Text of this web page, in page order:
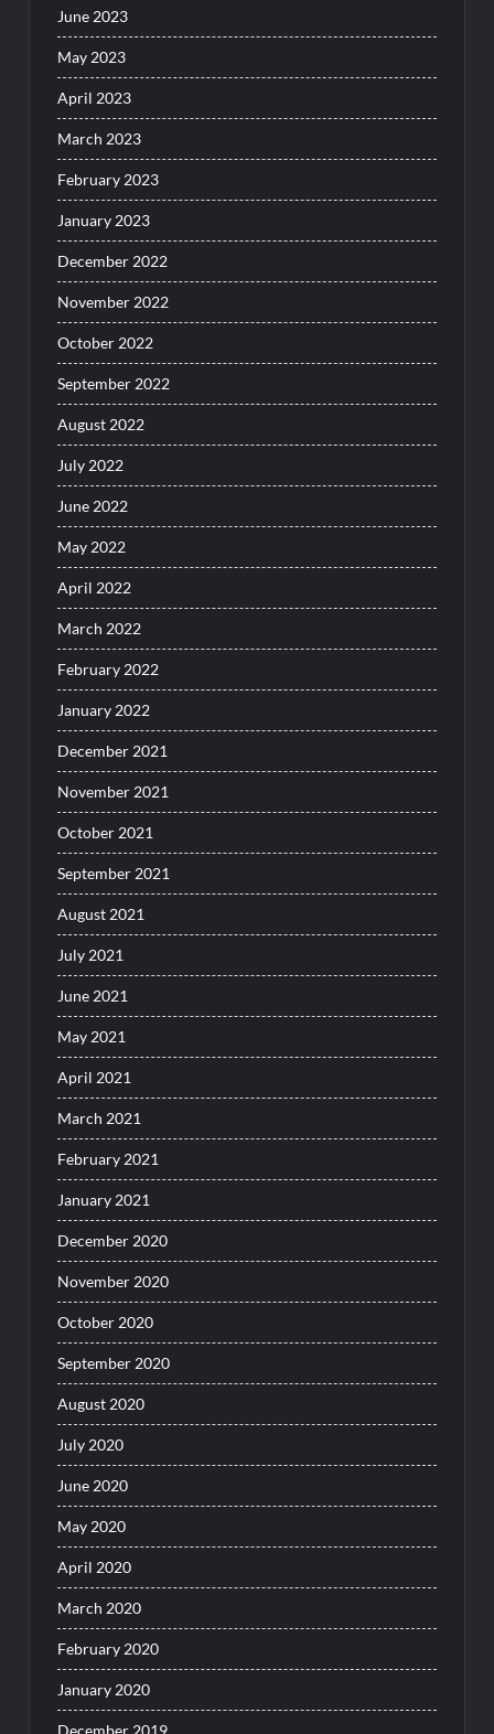
June 2023
May 2023
April 2023
March 2023
February 2023
January 2023
December 2022
November 2022
October 2022
September 2022
August 2022
July 2022
June 2022
May 2022
April 2022
March 2022
February 2022
January 2022
December 2021
November 2021
October 2021
September 2021
August 2021
July 2021
June 2021
May 2021
April 2021
March 2021
February 2021
January 2021
December 2020
November 2020
October 2020
September 2020
August 2020
July 2020
June 2020
May 2020
April 2020
March 2020
February 2020
January 2020
December 2019